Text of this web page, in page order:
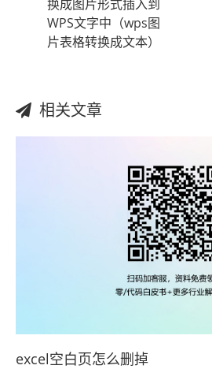
换成图片形式插入到
WPS文字中（wps图
片表格转换成文本）
相关文章
excel空白页怎么删掉